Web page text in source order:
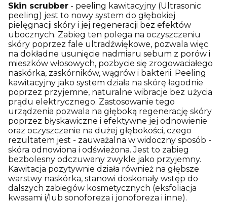
Skin scrubber - peeling kawitacyjny (Ultrasonic
peeling) jest to nowy system do głębokiej
pielęgnacji skóry i jej regeneracji bez efektów
ubocznych. Zabieg ten polega na oczyszczeniu
skóry poprzez fale ultradźwiękowe, pozwala więc
na dokładne usunięcie nadmiaru sebum z porów i
mieszków włosowych, pozbycie się zrogowaciałego
naskórka, zaskórników, wągrów i bakterii. Peeling
kawitacyjny jako system działa na skórę łagodnie
poprzez przyjemne, naturalne wibracje bez użycia
prądu elektrycznego. Zastosowanie tego
urządzenia pozwala na głęboką regenerację skóry
poprzez błyskawiczne i efektywne jej odnowienie
oraz oczyszczenie na dużej głębokości, czego
rezultatem jest - zauważalna w widoczny sposób -
skóra odnowiona i odświeżona. Jest to zabieg
bezbolesny odczuwany zwykle jako przyjemny.
Kawitacja pozytywnie działa również na głębsze
warstwy naskórka, stanowi doskonały wstęp do
dalszych zabiegów kosmetycznych (eksfoliacja
kwasami i/lub sonoforeza i jonoforeza i inne).